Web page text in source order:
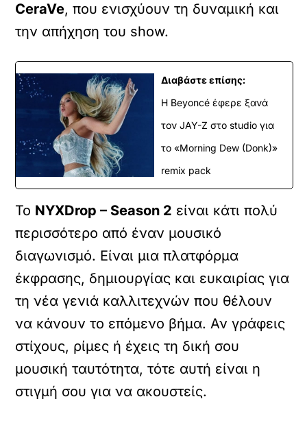
CeraVe, που ενισχύουν τη δυναμική και
την απήχηση του show.
Διαβάστε επίσης:
Η Beyoncé έφερε ξανά
τον JAY-Z στο studio για
το «Morning Dew (Donk)»
remix pack
Το NYXDrop – Season 2 είναι κάτι πολύ
περισσότερο από έναν μουσικό
διαγωνισμό. Είναι μια πλατφόρμα
έκφρασης, δημιουργίας και ευκαιρίας για
τη νέα γενιά καλλιτεχνών που θέλουν
να κάνουν το επόμενο βήμα. Αν γράφεις
στίχους, ρίμες ή έχεις τη δική σου
μουσική ταυτότητα, τότε αυτή είναι η
στιγμή σου για να ακουστείς.